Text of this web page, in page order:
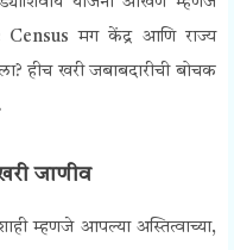
Censusमग केंद्र आणि राज्य
हीच खरी जबाबदारीची बोचक
जाणीव
म्हणजे आपल्या अस्तित्वाच्या,